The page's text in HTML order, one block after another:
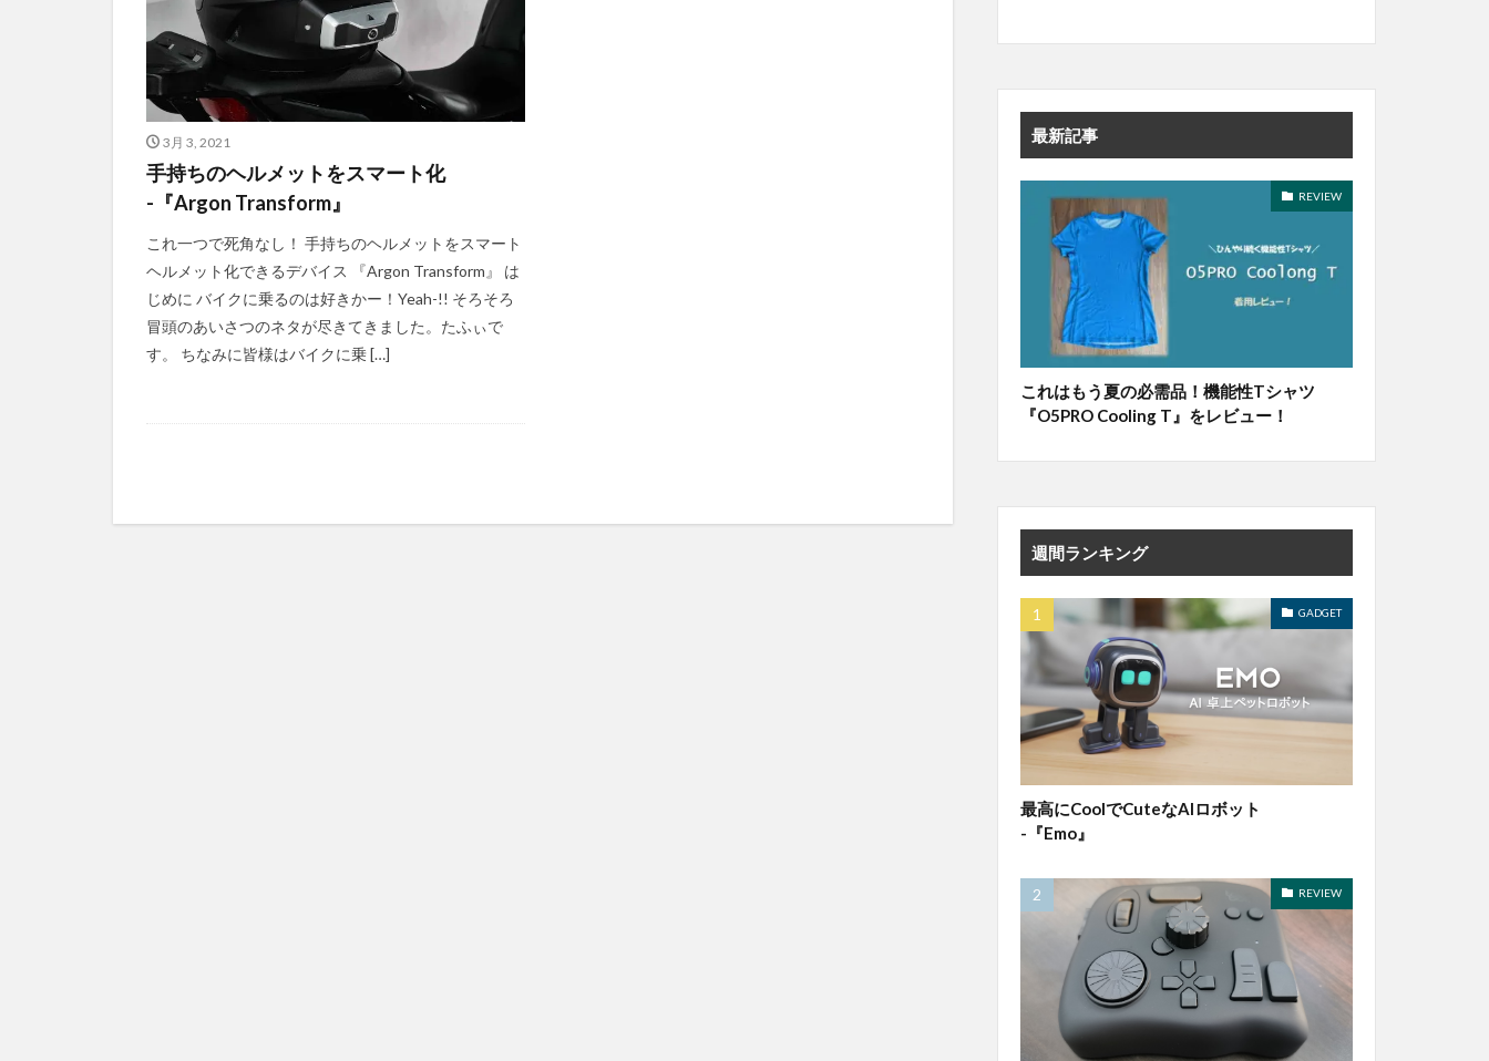
3月 3, 2021
手持ちのヘルメットをスマート化
-『Argon Transform』
これ一つで死角なし！ 手持ちのヘルメットをスマート
ヘルメット化できるデバイス 『Argon Transform』 は
じめに バイクに乗るのは好きかー！Yeah-!! そろそろ
冒頭のあいさつのネタが尽きてきました。たふぃで
す。 ちなみに皆様はバイクに乗 […]
最新記事
REVIEW
これはもう夏の必需品！機能性Tシャツ
『O5PRO Cooling T』をレビュー！
週間ランキング
GADGET
最高にCoolでCuteなAIロボット
-『Emo』
REVIEW